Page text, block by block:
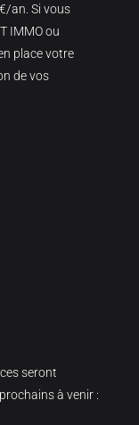
an. Si vous
IMMO ou
place votre
de vos
seront
à venir :